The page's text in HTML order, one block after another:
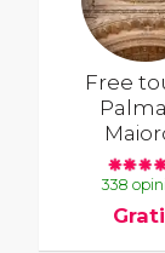
Free
338